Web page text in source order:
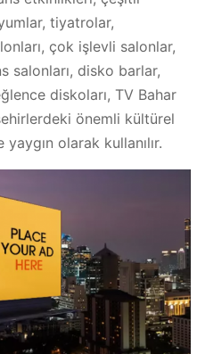
800/265 W/m2
Ön servis
Dış Mekan Kullanımı
Ö: IP65, A: IP65
14 bit
Y:140°；D:120°
-20℃~+60℃
tiyatrolar,
çok işlevli salonlar,
salonları, disko barlar,
diskoları, TV Bahar
önemli kültürel
olarak kullanılır.